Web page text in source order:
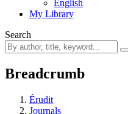
English
My Library
Search
Breadcrumb
Érudit
Journals